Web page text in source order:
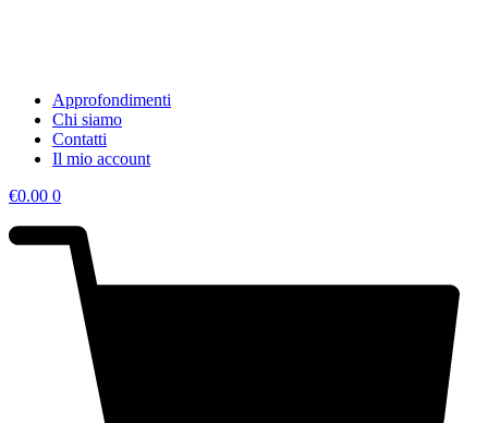
Approfondimenti
Chi siamo
Contatti
Il mio account
€0.00 0